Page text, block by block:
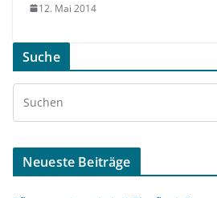
12. Mai 2014
Suche
Neueste Beiträge